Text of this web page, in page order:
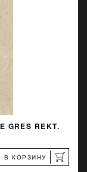
GRES REKT.
В КОРЗИНУ